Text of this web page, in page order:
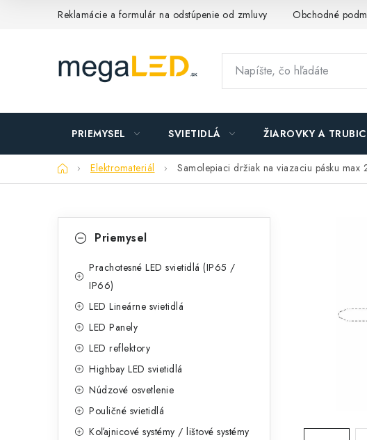
Reklamácie a formulár na odstúpenie od zmluvy Obchodné
PRIEMYSEL SVIETIDLÁ ŽIAROVKY A
DomovElektromateriál Samolepiaci držiak na viazaciu pásku
kategóriePriemysel
Prachotesné LED svietidlá (IP65 /
IP66)
LED Lineárne svietidlá
LED Panely
LED reflektory
Highbay LED svietidlá
Núdzové osvetlenie
Pouličné svietidlá
Koľajnicové systémy / lištové systémy